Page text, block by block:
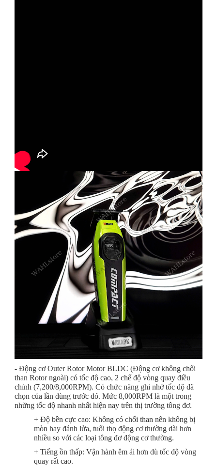
- Động cơ Outer Rotor Motor BLDC (Động cơ không chổi
than Rotor ngoài) có tốc độ cao, 2 chế độ vòng quay điều
chỉnh (7,200/8,000RPM). Có chức năng ghi nhớ tốc độ đã
chọn của lần dùng trước đó. Mức 8,000RPM là một trong
những tốc độ nhanh nhất hiện nay trên thị trường tông đơ.
+ Độ bền cực cao: Không có chổi than nên không bị
mòn hay đánh lửa, tuổi thọ động cơ thường dài hơn
nhiều so với các loại tông đơ động cơ thường.
+ Tiếng ồn thấp: Vận hành êm ái hơn dù tốc độ vòng
quay rất cao.